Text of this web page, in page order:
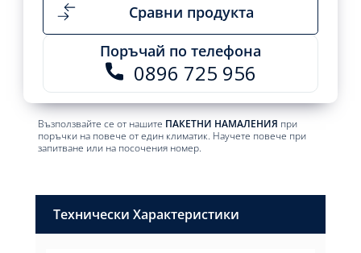
Сравни продукта
Поръчай по телефона
0896 725 956
Възползвайте се от нашите ПАКЕТНИ НАМАЛЕНИЯ при
поръчки на повече от един климатик. Научете повече при
запитване или на посочения номер.
Технически Характеристики